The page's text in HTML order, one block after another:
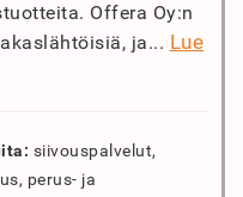
Offera Oy:n
ja... Lue
siivouspalvelut,
perus- ja